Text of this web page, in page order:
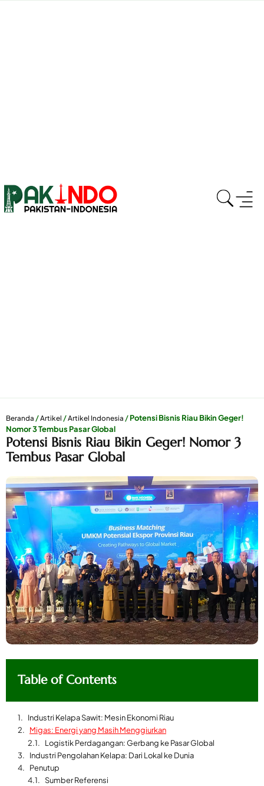
Beranda /Artikel /Artikel Indonesia /Potensi Bisnis Riau Bikin Geger!
Nomor 3 Tembus Pasar Global
Potensi Bisnis Riau Bikin Geger! Nomor 3
Tembus Pasar Global
Table of Contents
Industri Kelapa Sawit: Mesin Ekonomi Riau
Migas: Energi yang Masih Menggiurkan
Logistik Perdagangan: Gerbang ke Pasar Global
Industri Pengolahan Kelapa: Dari Lokal ke Dunia
Penutup
Sumber Referensi